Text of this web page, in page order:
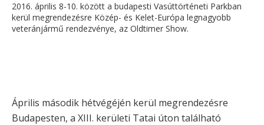
2016. április 8-10. között a budapesti Vasúttörténeti Parkban
kerül megrendezésre Közép- és Kelet-Európa legnagyobb
veteránjármű rendezvénye, az Oldtimer Show.
Április második hétvégéjén kerül megrendezésre
Budapesten, a XIII. kerületi Tatai úton található